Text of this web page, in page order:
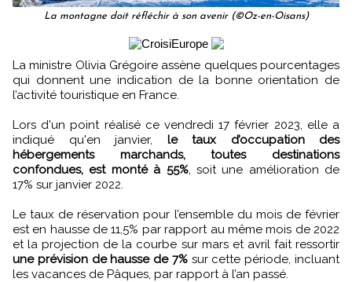
La montagne doit réfléchir à son avenir (©Oz-en-Oisans)
La ministre Olivia Grégoire assène quelques pourcentages
qui donnent une indication de la bonne orientation de
l’activité touristique en France.
Lors d'un point réalisé ce vendredi 17 février 2023, elle a
indiqué qu'en janvier, le taux d’occupation des
hébergements marchands, toutes destinations
confondues, est monté à 55%, soit une amélioration de
17% sur janvier 2022.
Le taux de réservation pour l’ensemble du mois de février
est en hausse de 11,5% par rapport au même mois de 2022
et la projection de la courbe sur mars et avril fait ressortir
une prévision de hausse de 7%sur cette période, incluant
les vacances de Pâques, par rapport à l’an passé.